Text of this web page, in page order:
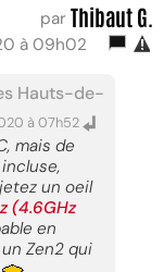
par Thibaut G.
à 09h02
Hauts-de-
à 07h52
mais de
un oeil
(4.6GHz
en
Zen2 qui